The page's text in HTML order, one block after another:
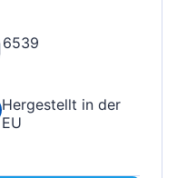
6539
Hergestellt in der
EU